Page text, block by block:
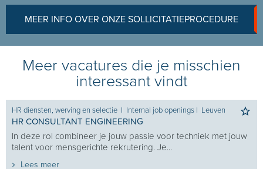
MEER INFO OVER ONZE SOLLICITATIEPROCEDURE
Meer vacatures die je misschien
interessant vindt
HR diensten, werving en selectie I Internal job openings I Leuven
HR CONSULTANT ENGINEERING
In deze rol combineer je jouw passie voor techniek met jouw
talent voor mensgerichte rekrutering. Je...
Lees meer